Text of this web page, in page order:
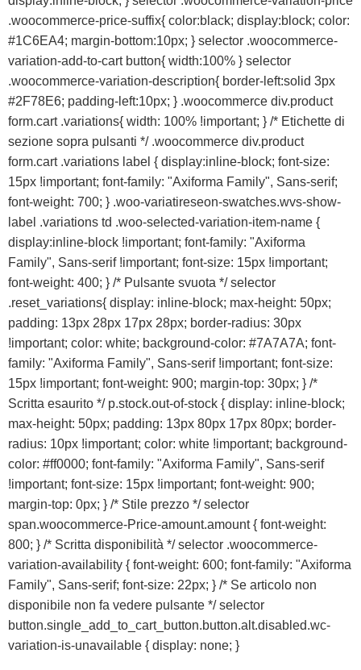
.woocommerce-price-suffix{ color:black; display:block; color:
#1C6EA4; margin-bottom:10px; } selector .woocommerce-
variation-add-to-cart button{ width:100% } selector
.woocommerce-variation-description{ border-left:solid 3px
#2F78E6; padding-left:10px; } .woocommerce div.product
form.cart .variations{ width: 100% !important; } /* Etichette di
sezione sopra pulsanti */ .woocommerce div.product
form.cart .variations label { display:inline-block; font-size:
15px !important; font-family: "Axiforma Family", Sans-serif;
font-weight: 700; } .woo-variatireseon-swatches.wvs-show-
label .variations td .woo-selected-variation-item-name {
display:inline-block !important; font-family: "Axiforma
Family", Sans-serif !important; font-size: 15px !important;
font-weight: 400; } /* Pulsante svuota */ selector
.reset_variations{ display: inline-block; max-height: 50px;
padding: 13px 28px 17px 28px; border-radius: 30px
!important; color: white; background-color: #7A7A7A; font-
family: "Axiforma Family", Sans-serif !important; font-size:
15px !important; font-weight: 900; margin-top: 30px; } /*
Scritta esaurito */ p.stock.out-of-stock { display: inline-block;
max-height: 50px; padding: 13px 80px 17px 80px; border-
radius: 10px !important; color: white !important; background-
color: #ff0000; font-family: "Axiforma Family", Sans-serif
!important; font-size: 15px !important; font-weight: 900;
margin-top: 0px; } /* Stile prezzo */ selector
span.woocommerce-Price-amount.amount { font-weight:
800; } /* Scritta disponibilità */ selector .woocommerce-
variation-availability { font-weight: 600; font-family: "Axiforma
Family", Sans-serif; font-size: 22px; } /* Se articolo non
disponibile non fa vedere pulsante */ selector
button.single_add_to_cart_button.button.alt.disabled.wc-
variation-is-unavailable { display: none; }